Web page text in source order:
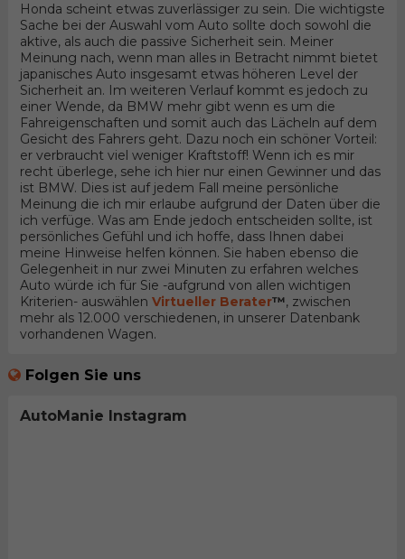
Honda scheint etwas zuverlässiger zu sein. Die wichtigste
Sache bei der Auswahl vom Auto sollte doch sowohl die
aktive, als auch die passive Sicherheit sein. Meiner
Meinung nach, wenn man alles in Betracht nimmt bietet
japanisches Auto insgesamt etwas höheren Level der
Sicherheit an. Im weiteren Verlauf kommt es jedoch zu
einer Wende, da BMW mehr gibt wenn es um die
Fahreigenschaften und somit auch das Lächeln auf dem
Gesicht des Fahrers geht. Dazu noch ein schöner Vorteil:
er verbraucht viel weniger Kraftstoff! Wenn ich es mir
recht überlege, sehe ich hier nur einen Gewinner und das
ist BMW. Dies ist auf jedem Fall meine persönliche
Meinung die ich mir erlaube aufgrund der Daten über die
ich verfüge. Was am Ende jedoch entscheiden sollte, ist
persönliches Gefühl und ich hoffe, dass Ihnen dabei
meine Hinweise helfen können. Sie haben ebenso die
Gelegenheit in nur zwei Minuten zu erfahren welches
Auto würde ich für Sie -aufgrund von allen wichtigen
Kriterien- auswählen Virtueller Berater™, zwischen
mehr als 12.000 verschiedenen, in unserer Datenbank
vorhandenen Wagen.
Folgen Sie uns
AutoManie Instagram